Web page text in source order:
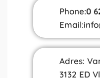
Phone:0 6
Email:
Adres:
3132 ED